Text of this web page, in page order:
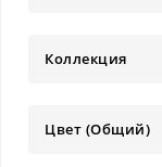
Коллекция
Цвет (Общий)